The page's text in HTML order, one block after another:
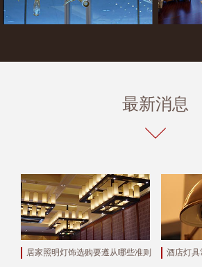
最新消息
居家照明灯饰选购要遵从哪些准则 酒店灯